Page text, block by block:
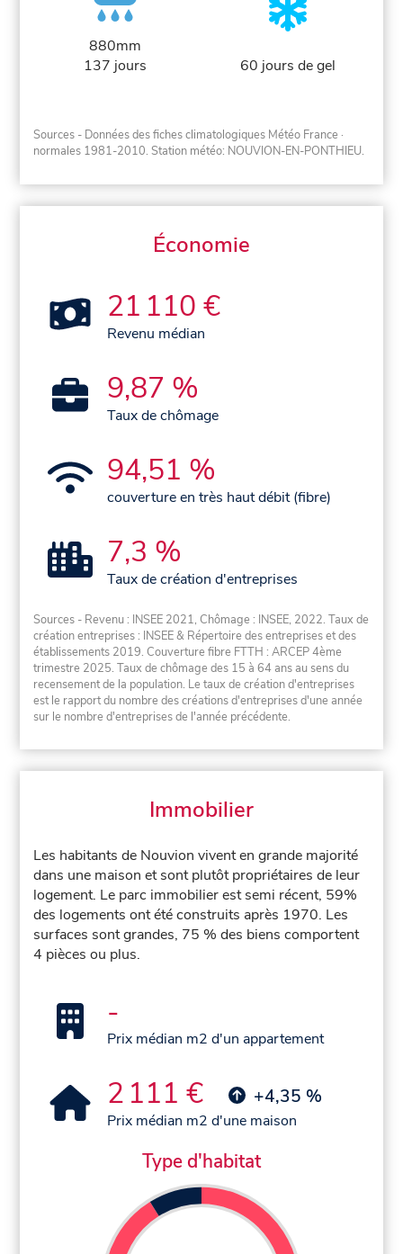
880mm
137 jours
60 jours de gel
Sources - Données des fiches climatologiques Météo France ·
normales 1981-2010. Station météo: NOUVION-EN-PONTHIEU.
Économie
21 110 €
Revenu médian
9,87 %
Taux de chômage
94,51 %
couverture en très haut débit (fibre)
7,3 %
Taux de création d'entreprises
Sources - Revenu : INSEE 2021, Chômage : INSEE, 2022. Taux de
création entreprises : INSEE & Répertoire des entreprises et des
établissements 2019. Couverture fibre FTTH : ARCEP 4ème
trimestre 2025. Taux de chômage des 15 à 64 ans au sens du
recensement de la population. Le taux de création d'entreprises
est le rapport du nombre des créations d'entreprises d'une année
sur le nombre d'entreprises de l'année précédente.
Immobilier
Les habitants de Nouvion vivent en grande majorité
dans une maison et sont plutôt propriétaires de leur
logement. Le parc immobilier est semi récent, 59%
des logements ont été construits après 1970. Les
surfaces sont grandes, 75 % des biens comportent
4 pièces ou plus.
-
Prix médian m2 d'un appartement
2 111 € +4,35 %
Prix médian m2 d'une maison
Type d'habitat